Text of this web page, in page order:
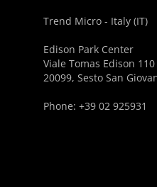
Trend Micro - Italy (IT)
Edison Park Center
Viale Tomas Edison
20099, Sesto San
Phone: +39 02 925931